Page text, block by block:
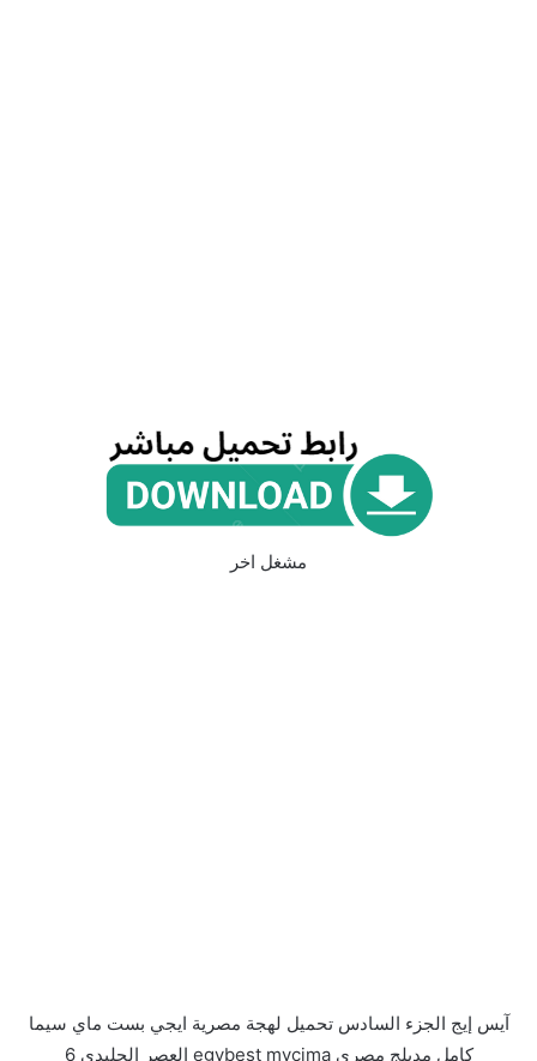
مشغل اخر
آيس إيج الجزء السادس تحميل لهجة مصرية ايجي بست ماي سيما
كامل مدبلج مصري egybest mycima العصر الجليدي 6